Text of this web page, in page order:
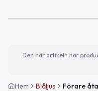
Den här artikeln har
Hem Blåljus